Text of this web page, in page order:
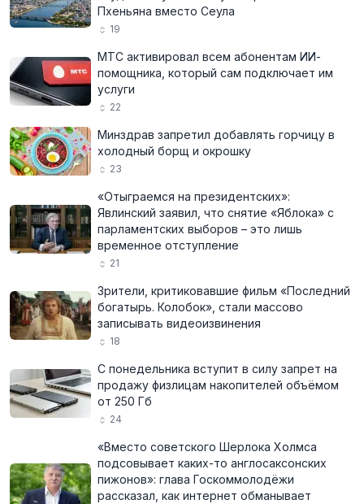
Пхеньяна вместо Сеула
19
МТС активировал всем абонентам ИИ-
помощника, который сам подключает им
услуги
22
Минздрав запретил добавлять горчицу в
холодный борщ и окрошку
23
«Отыграемся на президентских»:
Явлинский заявил, что снятие «Яблока» с
парламентских выборов – это лишь
временное отступление
21
Зрители, критиковавшие фильм «Последний
богатырь. Колобок», стали массово
записывать видеоизвинения
18
С понедельника вступит в силу запрет на
продажу физлицам накопителей объёмом
от 250 Гб
24
«Вместо советского Шерлока Холмса
подсовывает каких-то англосаксонских
пижонов»: глава Госкоммолодёжи
рассказал, как интернет обманывает